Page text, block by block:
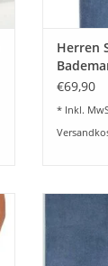
Herren
blue-rock
€69,90
* Inkl.